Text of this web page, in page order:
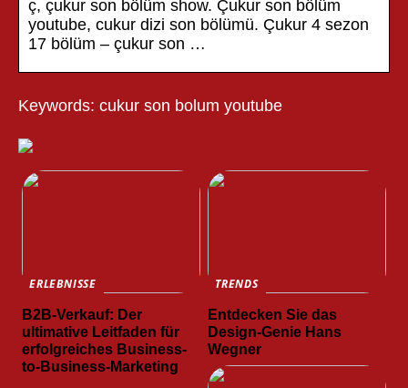
ç, çukur son bölüm show. Çukur son bölüm
youtube, cukur dizi son bölümü. Çukur 4 sezon
17 bölüm – çukur son …
Keywords: cukur son bolum youtube
ERLEBNISSE
B2B-Verkauf: Der
ultimative Leitfaden für
erfolgreiches Business-
to-Business-Marketing
TRENDS
Entdecken Sie das
Design-Genie Hans
Wegner